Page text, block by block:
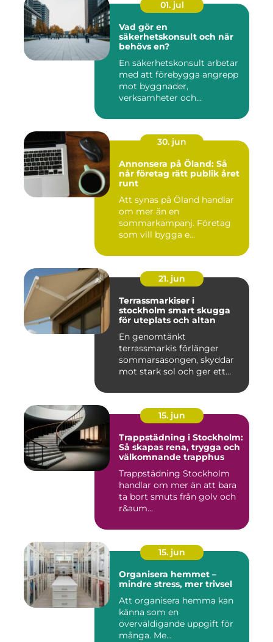
01. jul
Vad gör en
säkerhetskonsult och när
behövs en?
En säkerhetskonsult arbetar
med att förebygga angrepp
mot byggnader,
verksamheter och
30. jun
Annonsera på Öland: Så
når företag rätt publik året
runt
Att synas på Öland handlar
om mer än en
sommarkampanj. Företag
som vill bygga e...
21. jun
Terrassmarkiser i
stockholm smart skugga
för uteplats och altan
En genomtänkt
terrassmarkis förlänger
sommarsäsongen, skyddar
mot stark sol och ger ett
15. jun
Trappstädning i Stockholm:
Så skapas rena, trygga och
välkomnande trapphus
Trappstädning Stockholm
handlar om mer än att bara
ta bort smuts från golv och
r&aum...
15. jun
Organisera hemmet –
mindre stress, mer trivsel
Att organisera hemma kan
känna som en
överväldigande uppgift för
många. Me...